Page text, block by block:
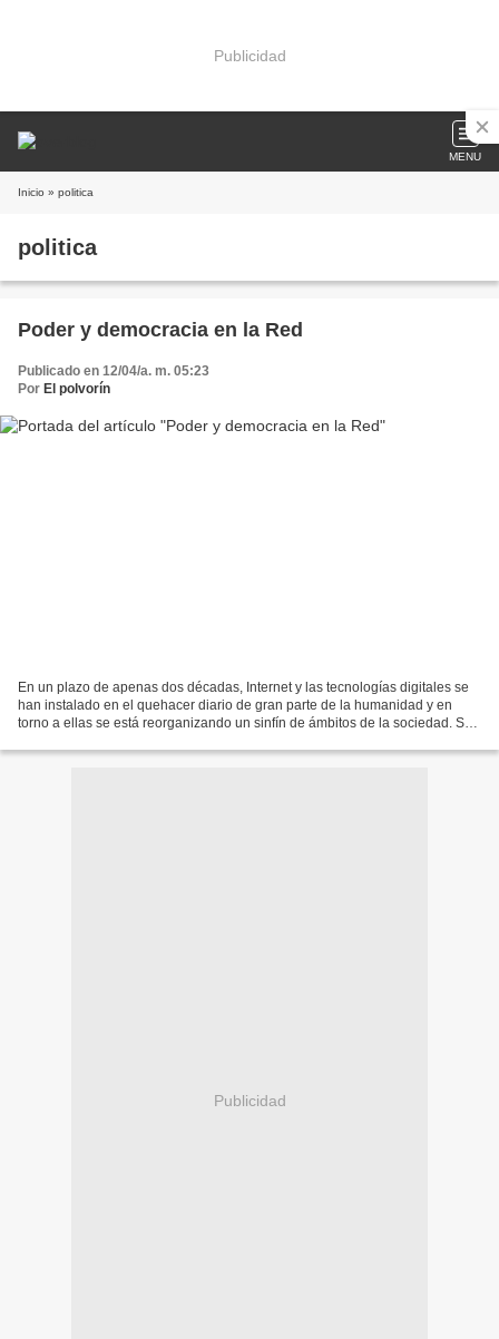
Publicidad
MENU
Inicio » politica
politica
Poder y democracia en la Red
Publicado en 12/04/a. m. 05:23
Por El polvorín
En un plazo de apenas dos décadas, Internet y las tecnologías digitales se
han instalado en el quehacer diario de gran parte de la humanidad y en
torno a ellas se está reorganizando un sinfín de ámbitos de la sociedad. Son
Publicidad